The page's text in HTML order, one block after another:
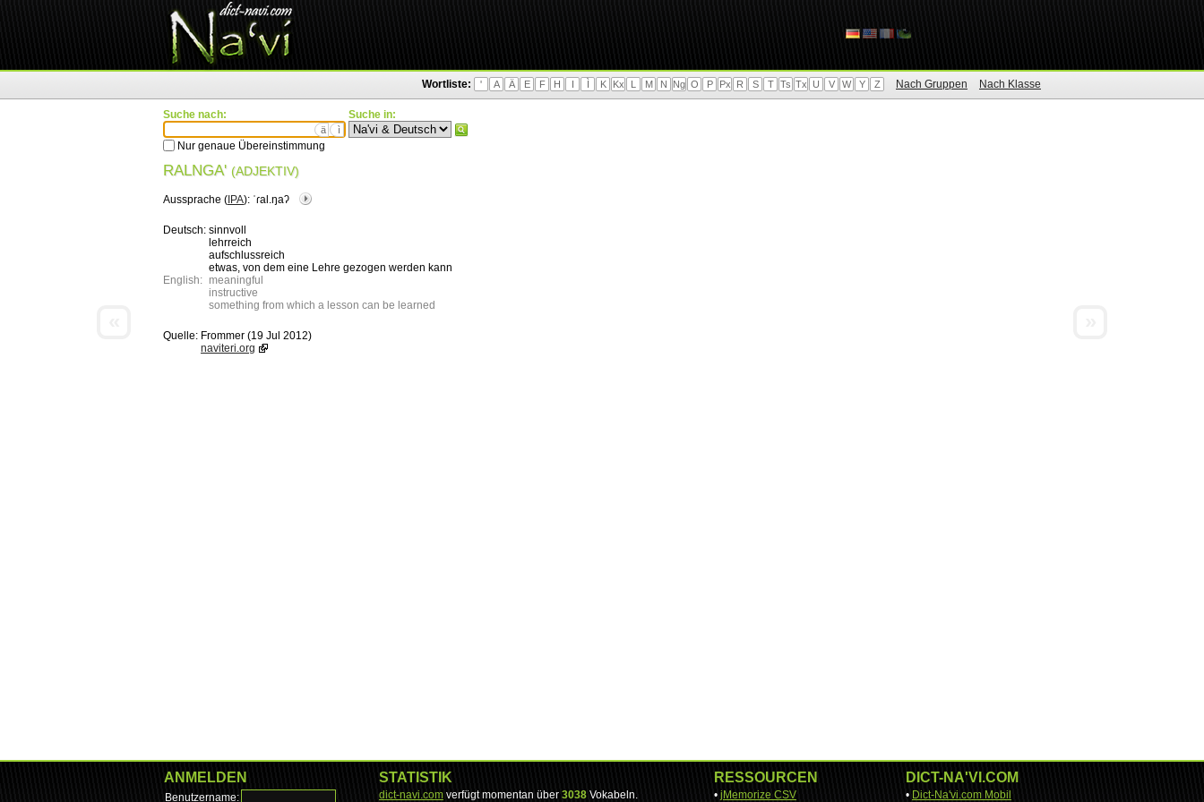
Wortliste: ' A Ä E F H I Ì K Kx L M N Ng O P Px R S T Ts Tx U V W Y Z Nach Gruppen Nach Klasse
Suche nach:
ä ì
Nur genaue Übereinstimmung
Suche in:
RALNGA' (ADJEKTIV)
Aussprache ( IPA): ˈɾal.ŋaʔ
Deutsch: sinnvoll
lehrreich
aufschlussreich
etwas, von dem eine Lehre gezogen werden kann
English: meaningful
instructive
something from which a lesson can be learned
Quelle: Frommer (19 Jul 2012)
naviteri.org
ANMELDEN
Benutzername:
STATISTIK
dict-navi.com verfügt momentan über 3038 Vokabeln.
RESSOURCEN
• jMemorize CSV
DICT-NA'VI.COM
• Dict-Na'vi.com Mobil